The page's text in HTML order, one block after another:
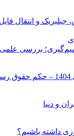
بررسی
و دنیا
داشته باشیم؟